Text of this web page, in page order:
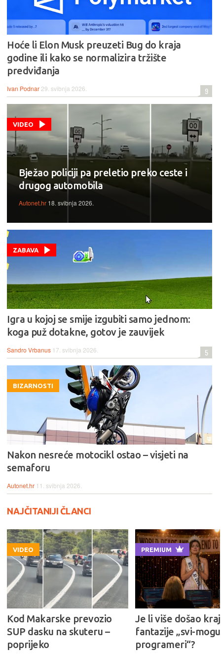
Hoće li Elon Musk preuzeti Bug do kraja
godine ili kako se normalizira tržište
predviđanja
Ivan Podnar 29. svibnja 2026. 9
VIDEO
Bježao policiji pa preletio preko ceste i
drugog automobila
Autonet.hr 18. svibnja 2026.
ZABAVA
Igra u kojoj se smije izgubiti samo jednom:
koga puž dotakne, gotov je zauvijek
Sandro Vrbanus 17. svibnja 2026. 5
BIZARNOSTI
Nakon nesreće motocikl ostao – visjeti na
semaforu
Autonet.hr 11. svibnja 2026.
NAJČITANIJI ČLANCI
VIDEO
Kod Makarske prevozio
SUP dasku na skuteru –
poprijeko
PREMIUM
Je li više došao kraj
fantazije „svi-
programeri“?